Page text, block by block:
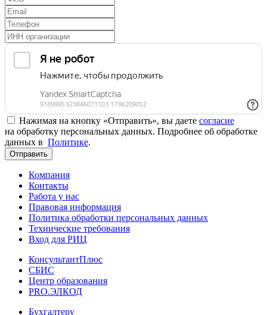
Нажимая на кнопку «Отправить», вы даете согласие
на обработку персональных данных. Подробнее об обработке
данных в Политике.
Отправить
Компания
Контакты
Работа у нас
Правовая информация
Политика обработки персональных данных
Технические требования
Вход для РИЦ
КонсультантПлюс
СБИС
Центр образования
PRO.ЭЛКОД
Бухгалтеру